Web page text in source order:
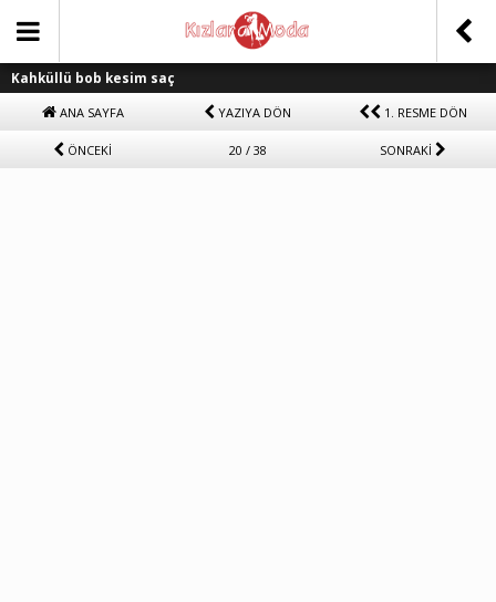
Kahküllü bob kesim saç
ANA SAYFA YAZIYA DÖN 1. RESME DÖN
ÖNCEKİ 20 / 38 SONRAKİ